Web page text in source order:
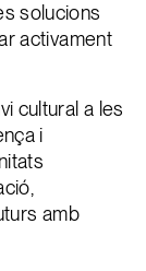
solucions
activament
cultural a les
i
amb